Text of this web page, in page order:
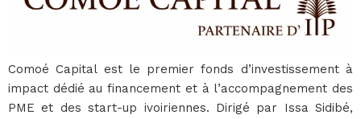
Comoé Capital est le premier fonds d’investissement à
impact dédié au financement et à l’accompagnement des
PME et des start-up ivoiriennes. Dirigé par Issa Sidibé,